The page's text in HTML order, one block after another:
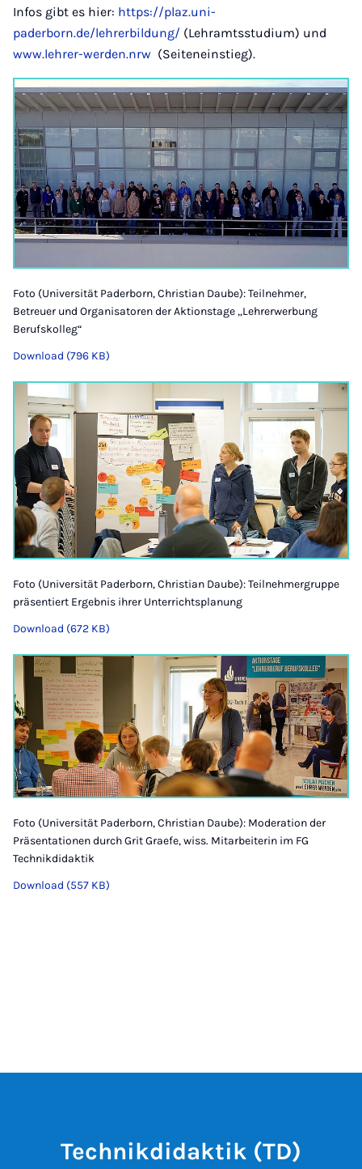
Infos gibt es hier: https://plaz.uni-
paderborn.de/lehrerbildung/ (Lehramtsstudium) und
www.lehrer-werden.nrw (Seiteneinstieg).
Foto (Universität Paderborn, Christian Daube): Teilnehmer,
Betreuer und Organisatoren der Aktionstage „Lehrerwerbung
Berufskolleg“
Download (796 KB)
Foto (Universität Paderborn, Christian Daube): Teilnehmergruppe
präsentiert Ergebnis ihrer Unterrichtsplanung
Download (672 KB)
Foto (Universität Paderborn, Christian Daube): Moderation der
Präsentationen durch Grit Graefe, wiss. Mitarbeiterin im FG
Technikdidaktik
Download (557 KB)
Technikdidaktik (TD)